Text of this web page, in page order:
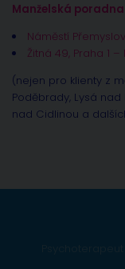
Manželská poradna
Náměstí
Žitná 49, Praha 1
(nejen pro klienty z
Poděbrady, Lysá nad
nad Cidlinou a